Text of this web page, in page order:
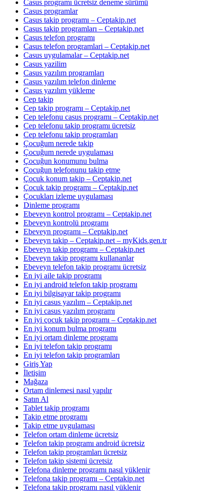
Casus programı ücretsiz deneme sürümü
Casus programlar
Casus takip programı – Ceptakip.net
Casus takip programları – Ceptakip.net
Casus telefon programı
Casus telefon programlari – Ceptakip.net
Casus uygulamalar – Ceptakip.net
Casus yazilim
Casus yazılım programları
Casus yazılım telefon dinleme
Casus yazılım yükleme
Cep takip
Cep takip programı – Ceptakip.net
Cep telefonu casus programı – Ceptakip.net
Cep telefonu takip programı ücretsiz
Cep telefonu takip programları
Çocuğum nerede takip
Çocuğum nerede uygulaması
Çocuğun konumunu bulma
Çocuğun telefonunu takip etme
Çocuk konum takip – Ceptakip.net
Çocuk takip programı – Ceptakip.net
Çocukları izleme uygulaması
Dinleme programı
Ebeveyn kontrol programı – Ceptakip.net
Ebeveyn kontrolü programı
Ebeveyn programı – Ceptakip.net
Ebeveyn takip – Ceptakip.net – myKids.gen.tr
Ebeveyn takip programı – Ceptakip.net
Ebeveyn takip programı kullananlar
Ebeveyn telefon takip programı ücretsiz
En iyi aile takip programı
En iyi android telefon takip programı
En iyi bilgisayar takip programı
En iyi casus yazılım – Ceptakip.net
En iyi casus yazılım programı
En iyi çocuk takip programı – Ceptakip.net
En iyi konum bulma programı
En iyi ortam dinleme programı
En iyi telefon takip programı
En iyi telefon takip programları
Giriş Yap
İletişim
Mağaza
Ortam dinlemesi nasıl yapılır
Satın Al
Tablet takip programı
Takip etme programı
Takip etme uygulaması
Telefon ortam dinleme ücretsiz
Telefon takip programı android ücretsiz
Telefon takip programları ücretsiz
Telefon takip sistemi ücretsiz
Telefona dinleme programı nasıl yüklenir
Telefona takip programı – Ceptakip.net
Telefona takip programı nasıl yüklenir